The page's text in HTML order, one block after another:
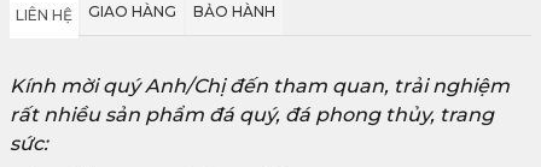
LIÊN HỆ GIAO HÀNG BẢO HÀNH
Kính mời quý Anh/Chị đến tham quan, trải nghiệm
rất nhiều sản phẩm đá quý, đá phong thủy, trang
sức: